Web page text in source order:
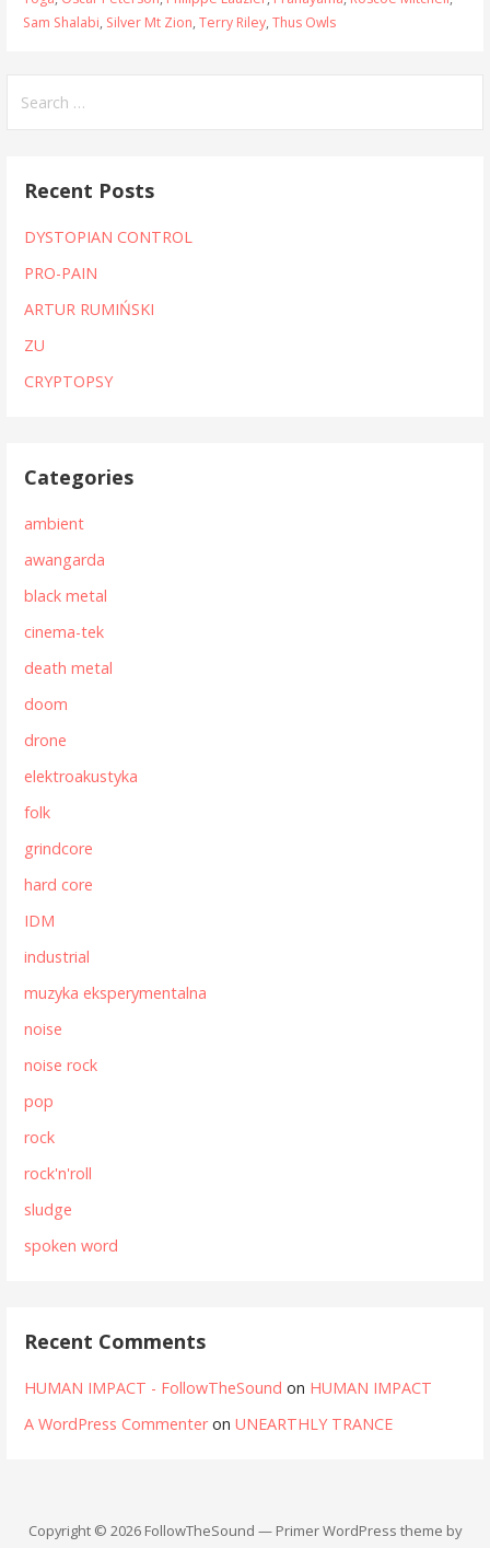
Sam Shalabi, Silver Mt Zion, Terry Riley, Thus Owls
for:
Recent Posts
DYSTOPIAN CONTROL
PRO-PAIN
ARTUR RUMIŃSKI
ZU
CRYPTOPSY
Categories
ambient
awangarda
black metal
cinema-tek
death metal
doom
drone
elektroakustyka
folk
grindcore
hard core
IDM
industrial
muzyka eksperymentalna
noise
noise rock
pop
rock
rock'n'roll
sludge
spoken word
Recent Comments
HUMAN IMPACT - FollowTheSound on HUMAN IMPACT
A WordPress CommenteronUNEARTHLY TRANCE
Copyright © 2026 FollowTheSound — Primer WordPress theme by